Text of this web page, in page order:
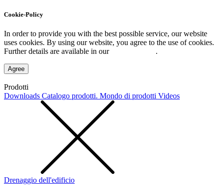
Cookie-Policy
In order to provide you with the best possible service, our website
uses cookies. By using our website, you agree to the use of cookies.
Further details are available in our
.
Agree
Prodotti
Downloads Catalogo prodotti. Mondo di prodotti Videos
Drenaggio dell'edificio